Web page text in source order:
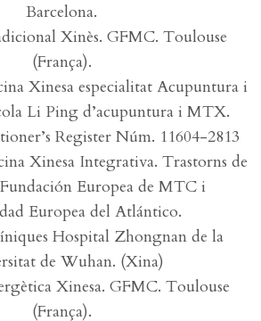
Barcelona.
Xinès. GFMC. Toulouse
(França).
Xinesa especialitat Acupuntura i
Li Ping d’acupuntura i MTX.
Register Núm. 11604-2813
Xinesa Integrativa. Trastorns de
Europea de MTC i
Europea del Atlántico.
Hospital Zhongnan de la
de Wuhan. (Xina)
Xinesa. GFMC. Toulouse
(França).